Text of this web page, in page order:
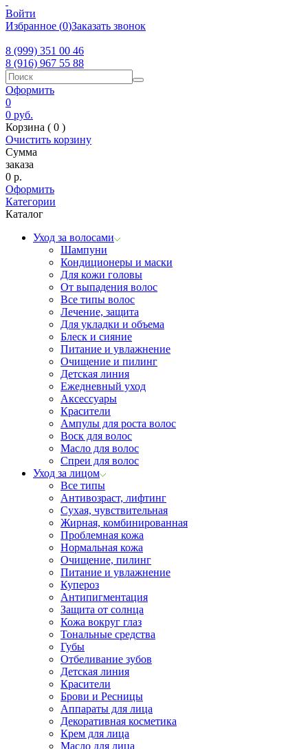
Войти
Избранное (0)Заказать звонок
8 (999) 351 00 46
8 (916) 967 55 88
Оформить
0
0 руб.
Корзина ( 0 )
Очистить корзину
Сумма
заказа
0 р.
Оформить
Категории
Каталог
Уход за волосами
Шампуни
Кондиционеры и маски
Для кожи головы
От выпадения волос
Все типы волос
Лечение, защита
Для укладки и объема
Блеск и сияние
Питание и увлажнение
Очищение и пилинг
Детская линия
Ежедневный уход
Аксессуары
Красители
Ампулы для роста волос
Воск для волос
Масло для волос
Спреи для волос
Уход за лицом
Все типы
Антивозраст, лифтинг
Сухая, чувствительная
Жирная, комбинированная
Проблемная кожа
Нормальная кожа
Очищение, пилинг
Питание и увлажнение
Купероз
Антипигментация
Защита от солнца
Кожа вокруг глаз
Тональные средства
Губы
Отбеливание зубов
Детская линия
Красители
Брови и Ресницы
Аппараты для лица
Декоративная косметика
Крем для лица
Масло для лица